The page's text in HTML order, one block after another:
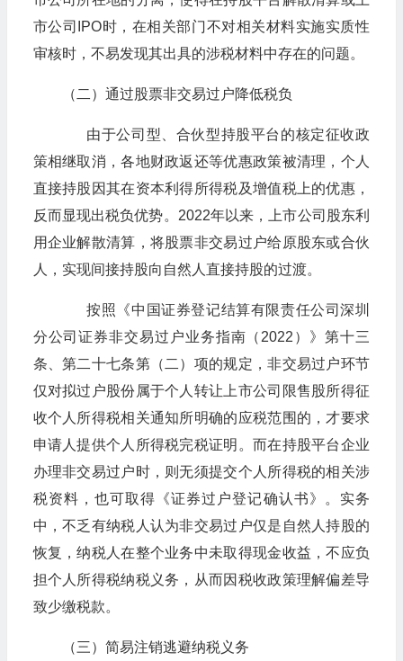
市公司IPO时，在相关部门不对相关材料实施实质性
审核时，不易发现其出具的涉税材料中存在的问题。
（二）通过股票非交易过户降低税负
由于公司型、合伙型持股平台的核定征收政
策相继取消，各地财政返还等优惠政策被清理，个人
直接持股因其在资本利得所得税及增值税上的优惠，
反而显现出税负优势。2022年以来，上市公司股东利
用企业解散清算，将股票非交易过户给原股东或合伙
人，实现间接持股向自然人直接持股的过渡。
按照《中国证券登记结算有限责任公司深圳
分公司证券非交易过户业务指南（2022）》第十三
条、第二十七条第（二）项的规定，非交易过户环节
仅对拟过户股份属于个人转让上市公司限售股所得征
收个人所得税相关通知所明确的应税范围的，才要求
申请人提供个人所得税完税证明。而在持股平台企业
办理非交易过户时，则无须提交个人所得税的相关涉
税资料，也可取得《证券过户登记确认书》。实务
中，不乏有纳税人认为非交易过户仅是自然人持股的
恢复，纳税人在整个业务中未取得现金收益，不应负
担个人所得税纳税义务，从而因税收政策理解偏差导
致少缴税款。
（三）简易注销逃避纳税义务